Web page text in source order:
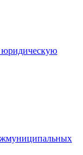
юридическую